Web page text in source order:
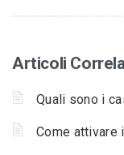
Articoli
Quali sono i
Come attivare